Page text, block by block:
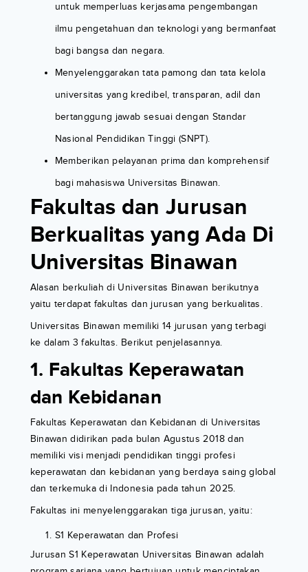
untuk memperluas kerjasama pengembangan
ilmu pengetahuan dan teknologi yang bermanfaat
bagi bangsa dan negara.
Menyelenggarakan tata pamong dan tata kelola
universitas yang kredibel, transparan, adil dan
bertanggung jawab sesuai dengan Standar
Nasional Pendidikan Tinggi (SNPT).
Memberikan pelayanan prima dan komprehensif
bagi mahasiswa Universitas Binawan.
Fakultas dan Jurusan
Berkualitas yang Ada Di
Universitas Binawan
Alasan berkuliah di Universitas Binawan berikutnya
yaitu terdapat fakultas dan jurusan yang berkualitas.
Universitas Binawan memiliki 14 jurusan yang terbagi
ke dalam 3 fakultas. Berikut penjelasannya.
1. Fakultas Keperawatan
dan Kebidanan
Fakultas Keperawatan dan Kebidanan di Universitas
Binawan didirikan pada bulan Agustus 2018 dan
memiliki visi menjadi pendidikan tinggi profesi
keperawatan dan kebidanan yang berdaya saing global
dan terkemuka di Indonesia pada tahun 2025.
Fakultas ini menyelenggarakan tiga jurusan, yaitu:
S1 Keperawatan dan Profesi
Jurusan S1 Keperawatan Universitas Binawan adalah